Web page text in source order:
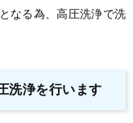
なる為、高圧洗浄で洗
洗浄を行います